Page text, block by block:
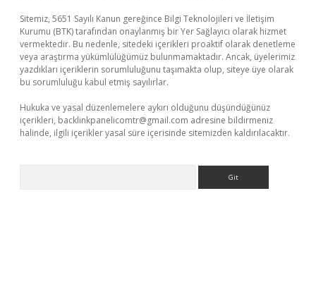
Sitemiz, 5651 Sayılı Kanun gereğince Bilgi Teknolojileri ve İletişim
Kurumu (BTK) tarafından onaylanmış bir Yer Sağlayıcı olarak hizmet
vermektedir. Bu nedenle, sitedeki içerikleri proaktif olarak denetleme
veya araştırma yükümlülüğümüz bulunmamaktadır. Ancak, üyelerimiz
yazdıkları içeriklerin sorumluluğunu taşımakta olup, siteye üye olarak
bu sorumluluğu kabul etmiş sayılırlar.
Hukuka ve yasal düzenlemelere aykırı olduğunu düşündüğünüz
içerikleri, backlinkpanelicomtr@gmail.com adresine bildirmeniz
halinde, ilgili içerikler yasal süre içerisinde sitemizden kaldırılacaktır.